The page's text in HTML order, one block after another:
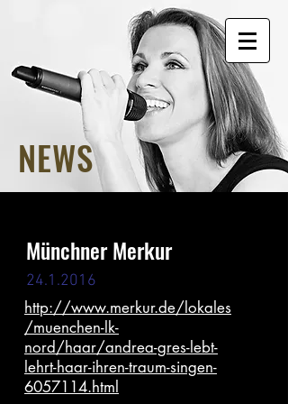
NEWS
Münchner Merkur
24.1.2016
http://www.merkur.de/lokales
/muenchen-lk-
nord/haar/andrea-gres-lebt-
lehrt-haar-ihren-traum-singen-
6057114.html